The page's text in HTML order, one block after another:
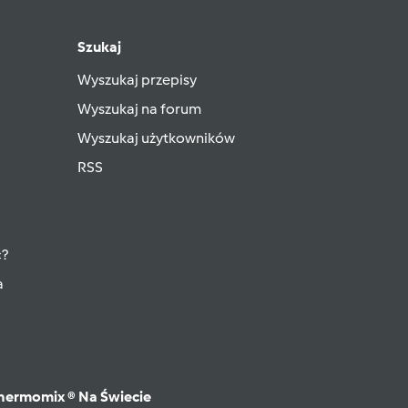
Szukaj
Wyszukaj przepisy
Wyszukaj na forum
Wyszukaj użytkowników
RSS
® Na Świecie